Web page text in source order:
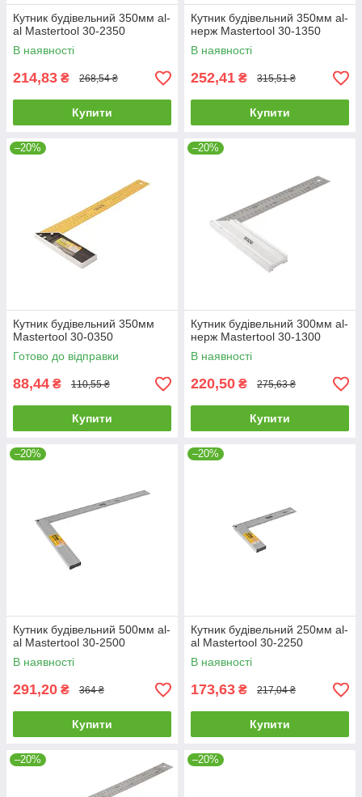
Кутник будівельний 350мм al-
al Mastertool 30-2350
В наявності
214,83 ₴ 268,54 ₴
Купити
Кутник будівельний 350мм al-
нерж Mastertool 30-1350
В наявності
252,41 ₴ 315,51 ₴
Купити
–20%
Кутник будівельний 350мм
Mastertool 30-0350
Готово до відправки
88,44 ₴ 110,55 ₴
Купити
–20%
Кутник будівельний 300мм al-
нерж Mastertool 30-1300
В наявності
220,50 ₴ 275,63 ₴
Купити
–20%
Кутник будівельний 500мм al-
al Mastertool 30-2500
В наявності
291,20 ₴ 364 ₴
Купити
–20%
Кутник будівельний 250мм al-
al Mastertool 30-2250
В наявності
173,63 ₴ 217,04 ₴
Купити
–20% –20%